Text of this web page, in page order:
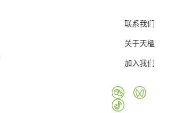
联系我们
关于天楹
加入我们